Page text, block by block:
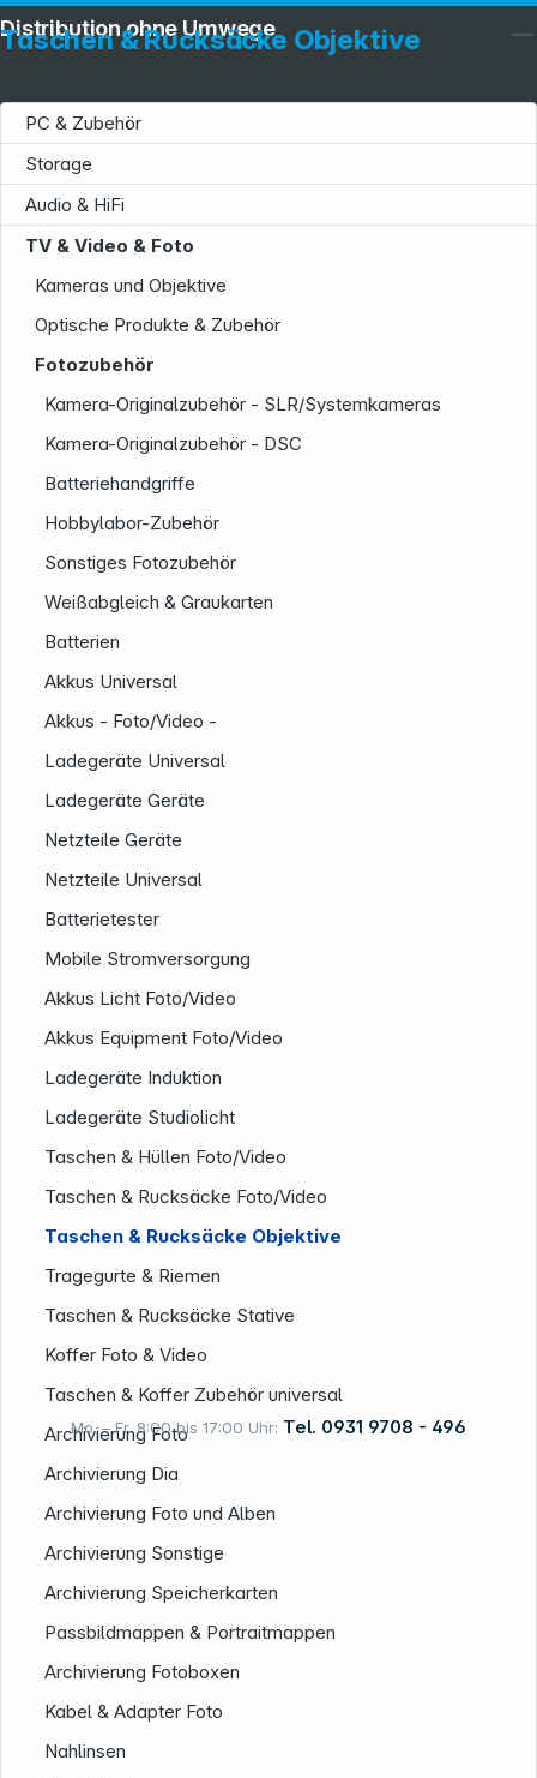
Mo. – Fr. 8:00 bis 17:00 Uhr: Tel. 0931 9708 - 496
Taschen & Rucksäcke Objektive
PC & Zubehör
Storage
Audio & HiFi
TV & Video & Foto
Kameras und Objektive
Optische Produkte & Zubehör
Fotozubehör
Kamera-Originalzubehör - SLR/Systemkameras
Kamera-Originalzubehör - DSC
Batteriehandgriffe
Hobbylabor-Zubehör
Sonstiges Fotozubehör
Weißabgleich & Graukarten
Batterien
Akkus Universal
Akkus - Foto/Video -
Ladegeräte Universal
Ladegeräte Geräte
Netzteile Geräte
Netzteile Universal
Batterietester
Mobile Stromversorgung
Akkus Licht Foto/Video
Akkus Equipment Foto/Video
Ladegeräte Induktion
Ladegeräte Studiolicht
Taschen & Hüllen Foto/Video
Taschen & Rucksäcke Foto/Video
Taschen & Rucksäcke Objektive
Tragegurte & Riemen
Taschen & Rucksäcke Stative
Koffer Foto & Video
Taschen & Koffer Zubehör universal
Archivierung Foto
Archivierung Dia
Archivierung Foto und Alben
Archivierung Sonstige
Archivierung Speicherkarten
Passbildmappen & Portraitmappen
Archivierung Fotoboxen
Kabel & Adapter Foto
Nahlinsen
Distribution ohne Umwege
Service
Rechtliches